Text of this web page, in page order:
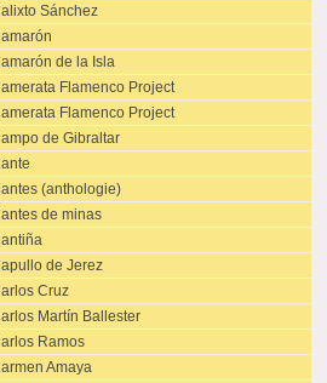
Sánchez
de la Isla
Flamenco Project
Flamenco Project
de Gibraltar
(anthologie)
de minas
de Jerez
Cruz
Martín Ballester
Ramos
Amaya